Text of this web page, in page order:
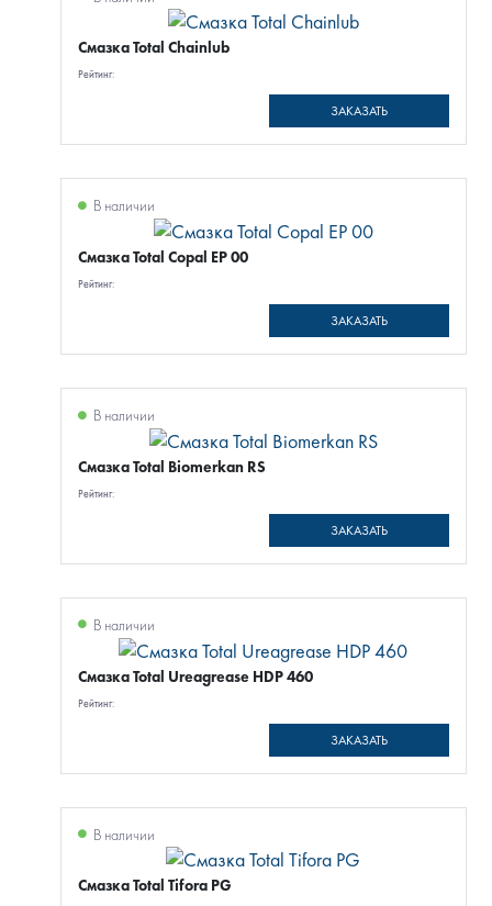
Смазка Total Chainlub
Рейтинг:
ЗАКАЗАТЬ
В наличии
Смазка Total Copal EP 00
Рейтинг:
ЗАКАЗАТЬ
В наличии
Смазка Total Biomerkan RS
Рейтинг:
ЗАКАЗАТЬ
В наличии
Смазка Total Ureagrease HDP 460
Рейтинг:
ЗАКАЗАТЬ
В наличии
Смазка Total Tifora PG